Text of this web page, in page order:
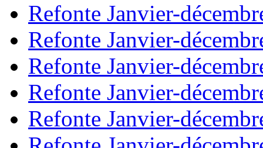
Refonte Janvier-
Refonte Janvier-
Refonte Janvier-
Refonte Janvier-
Refonte Janvier-